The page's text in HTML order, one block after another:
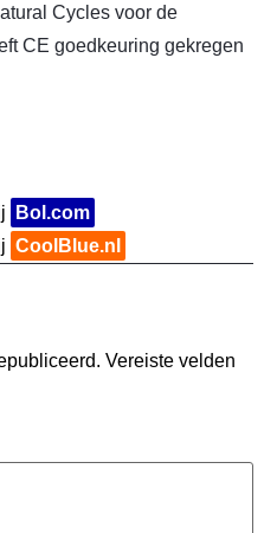
Cycles voor de
CE goedkeuring gekregen
Bol.com
CoolBlue.nl
Vereiste velden